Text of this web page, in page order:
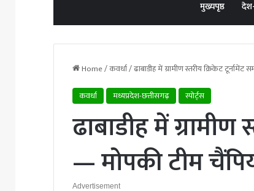
मुख्यपृष्ठ
Home/कवर्धा/ढाबाडीह में ग्रामीण स्तरीय क्रिकेट
कवर्धा
मध्यप्रदेश-छत्तीसगढ़ स्पोर्ट्स
ढाबाडीह में ग्रामीण
— मोपकी टीम
Advertisement